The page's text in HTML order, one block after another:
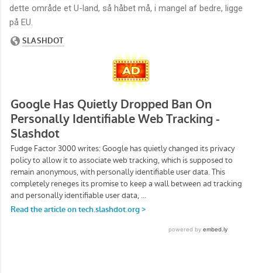
dette område et U-land, så håbet må, i mangel af bedre, ligge
på EU.